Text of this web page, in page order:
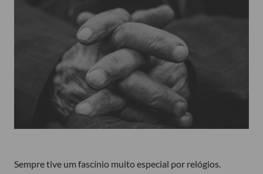
Sempre tive um fascínio muito especial por relógios.